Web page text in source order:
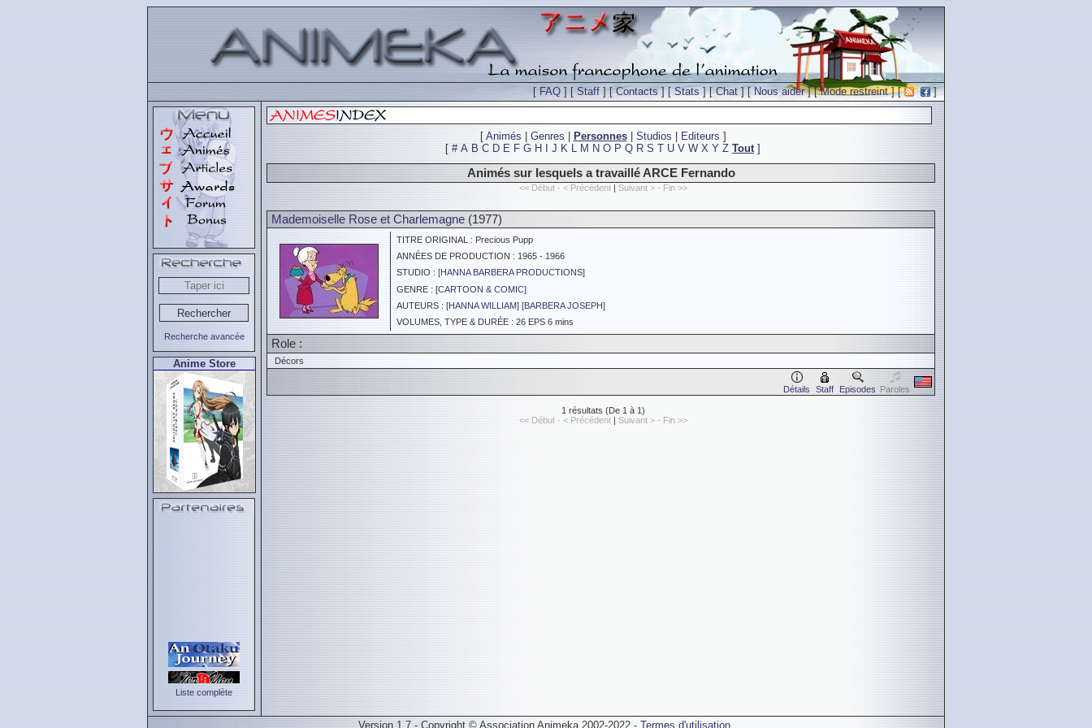
[FAQ ] [Staff ] [Contacts] [Stats] [Chat] [Nous aider] [Mode restreint] [ ]
Recherche avancée
Anime Store
Liste complète
[ Animés Genres Personnes| Studios Editeurs ]
[ # A B C D E F G H J K L M N O P Q R S T U V W X Y Z Tout]
Animés sur lesquels a travaillé ARCE Fernando
<< Début - < Précédent | Suivant > - Fin >>
Mademoiselle Rose et Charlemagne (1977)
TITRE ORIGINAL : Precious Pupp
ANNÉES DE PRODUCTION : 1965 - 1966
STUDIO : [HANNA BARBERA PRODUCTIONS]
GENRE : [CARTOON & COMIC]
AUTEURS : [HANNA WILLIAM] [BARBERA JOSEPH]
VOLUMES, TYPE & DURÉE : 26 EPS 6 mins
Role :
Décors
Détails Staff Episodes Paroles
1 résultats (De 1 à 1)
<< Début - < Précédent | Suivant > - Fin >>
Version 1.7 - Copyright © Association Animeka 2002-2022 - Termes d'utilisation